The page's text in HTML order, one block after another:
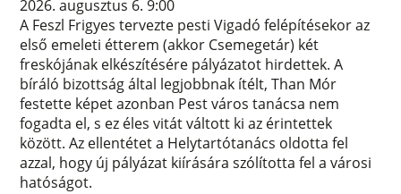
2026. augusztus 6. 9:00
A Feszl Frigyes tervezte pesti Vigadó felépítésekor az
első emeleti étterem (akkor Csemegetár) két
freskójának elkészítésére pályázatot hirdettek. A
bíráló bizottság által legjobbnak ítélt, Than Mór
festette képet azonban Pest város tanácsa nem
fogadta el, s ez éles vitát váltott ki az érintettek
között. Az ellentétet a Helytartótanács oldotta fel
azzal, hogy új pályázat kiírására szólította fel a városi
hatóságot.